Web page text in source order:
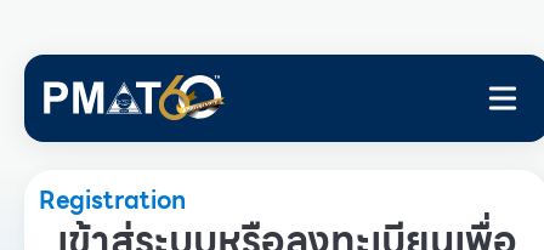
Registration